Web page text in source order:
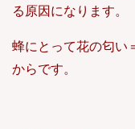
る原因になります。
蜂にとって花の匂い
からです。